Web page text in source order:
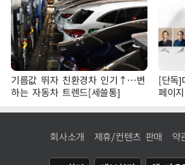
기름값 뛰자 친환경차 인기↑…변
하는 자동차 트렌드[세쓸통]
[단독
페이
회사소개 제휴/컨텐츠 판매 약